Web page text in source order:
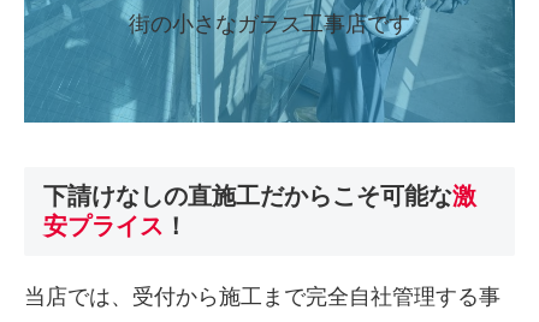
街の小さなガラス工事店です
下請けなしの直施工だからこそ可能な激
安プライス ！
当店では、受付から施工まで完全自社管理する事